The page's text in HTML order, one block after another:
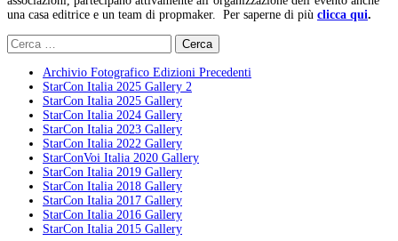
una casa editrice e un team di propmaker. Per saperne di più clicca qui.
Ricerca
per:
Archivio Fotografico Edizioni Precedenti
StarCon Italia 2025 Gallery 2
StarCon Italia 2025 Gallery
StarCon Italia 2024 Gallery
StarCon Italia 2023 Gallery
StarCon Italia 2022 Gallery
StarConVoi Italia 2020 Gallery
StarCon Italia 2019 Gallery
StarCon Italia 2018 Gallery
StarCon Italia 2017 Gallery
StarCon Italia 2016 Gallery
StarCon Italia 2015 Gallery